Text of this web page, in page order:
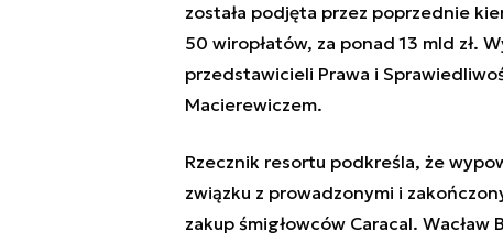
została podjęta przez poprzednie
50 wiropłatów, za ponad 13 mld zł.
przedstawicieli Prawa i
Macierewiczem.
Rzecznik resortu podkreśla, że
związku z prowadzonymi i
zakup śmigłowców Caracal. Wacław